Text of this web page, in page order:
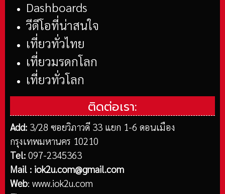
Dashboards
วีดีโอที่น่าสนใจ
เที่ยวทั่วไทย
เที่ยวมรดกโลก
เที่ยวทั่วโลก
ติดต่อเรา:
Add: 3/28 ซอยวิภาวดี 33 แยก 1-6 ดอนเมือง
กรุงเทพมหานคร 10210
Tel: 097-2345363
Mail : iok2u.com@gmail.com
Web: www.iok2u.com